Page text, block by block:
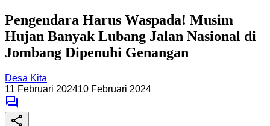
Pengendara Harus Waspada! Musim
Hujan Banyak Lubang Jalan Nasional di
Jombang Dipenuhi Genangan
Desa Kita
11 Februari 202410 Februari 2024